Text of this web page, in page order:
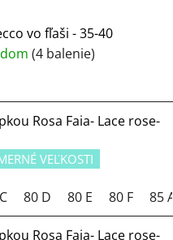
vo fľaši - 35-40
(4 balenie)
Rosa Faia- Lace rose-
VEĽKOSTI
80 D 80 E 80 F 85 A
Rosa Faia- Lace rose-